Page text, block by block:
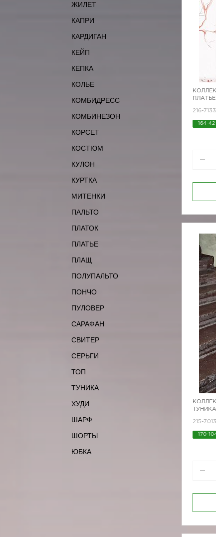
ЖИЛЕТ
КАПРИ
КАРДИГАН
КЕЙП
КЕПКА
КОЛЬЕ
КОМБИДРЕСС
КОМБИНЕЗОН
КОРСЕТ
КОСТЮМ
КУЛОН
КУРТКА
МИТЕНКИ
ПАЛЬТО
ПЛАТОК
ПЛАТЬЕ
ПЛАЩ
ПОЛУПАЛЬТО
ПОНЧО
ПУЛОВЕР
САРАФАН
СВИТЕР
СЕРЬГИ
ТОП
ТУНИКА
ХУДИ
ШАРФ
ШОРТЫ
ЮБКА
216-
164-42
215-
170-